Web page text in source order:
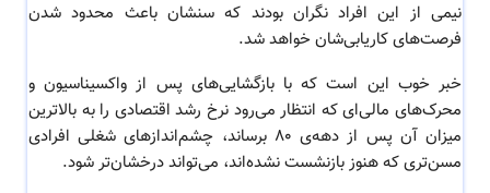
نیمی از این افراد نگران بودند که سنشان باعث محدود شدن
فرصت‌های کاریابی‌شان خواهد شد.
خبر خوب این است که با بازگشایی‌های پس از واکسیناسیون و
محرک‌های مالی‌ای که انتظار می‌رود نرخ رشد اقتصادی را به بالاترین
میزان آن پس از دهه‌ی 80 برساند، چشم‌اندازهای شغلی افرادی
مسن‌تری که هنوز بازنشست نشده‌اند، می‌تواند درخشان‌تر شود.